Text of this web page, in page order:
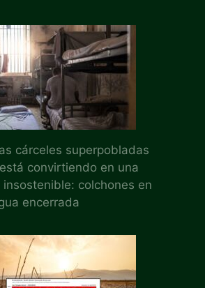
cárceles superpobladas
convirtiendo en una
insostenible: colchones en
encerrada